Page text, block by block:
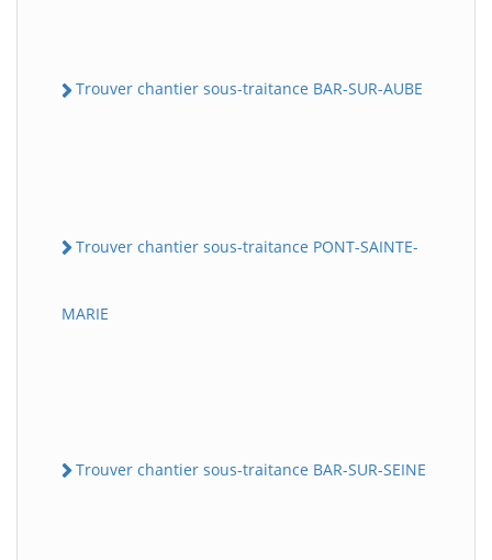
Trouver chantier sous-traitance BAR-SUR-AUBE
Trouver chantier sous-traitance PONT-SAINTE-
MARIE
Trouver chantier sous-traitance BAR-SUR-SEINE